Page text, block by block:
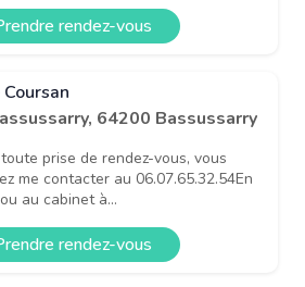
rendez-vous
64200 Bassussarry
prise de rendez-vous, vous
me contacter au 06.07.65.32.54En
au cabinet à...
rendez-vous